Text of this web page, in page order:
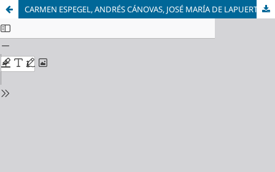
CARMEN ESPEGEL, ANDRÉS CÁNOVAS, JOSÉ MARÍA DE LAPUERTA (eds.) - Amaneceres domésticos: Temas de vivienda colectiva en la Europa del siglo XXI